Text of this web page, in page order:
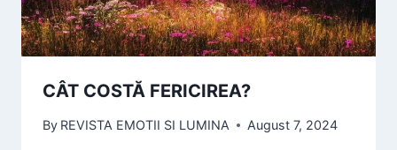
CÂT COSTĂ FERICIREA?
By REVISTA EMOTII SI LUMINA August 7, 2024